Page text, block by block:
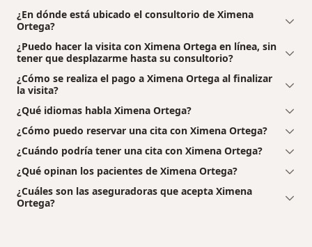
¿En dónde está ubicado el consultorio de Ximena
Ortega?
¿Puedo hacer la visita con Ximena Ortega en línea, sin
tener que desplazarme hasta su consultorio?
¿Cómo se realiza el pago a Ximena Ortega al finalizar
la visita?
¿Qué idiomas habla Ximena Ortega?
¿Cómo puedo reservar una cita con Ximena Ortega?
¿Cuándo podría tener una cita con Ximena Ortega?
¿Qué opinan los pacientes de Ximena Ortega?
¿Cuáles son las aseguradoras que acepta Ximena
Ortega?